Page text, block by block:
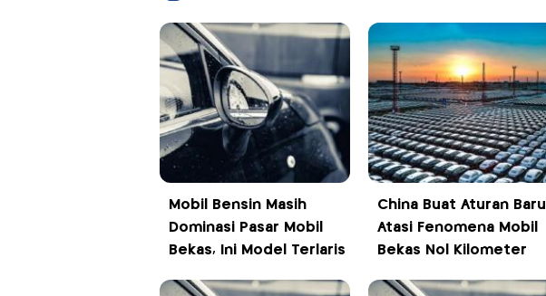
Mobil Bensin Masih
Dominasi Pasar Mobil
Bekas, Ini Model Terlaris
China Buat Aturan Baru
Atasi Fenomena Mobil
Bekas Nol Kilometer